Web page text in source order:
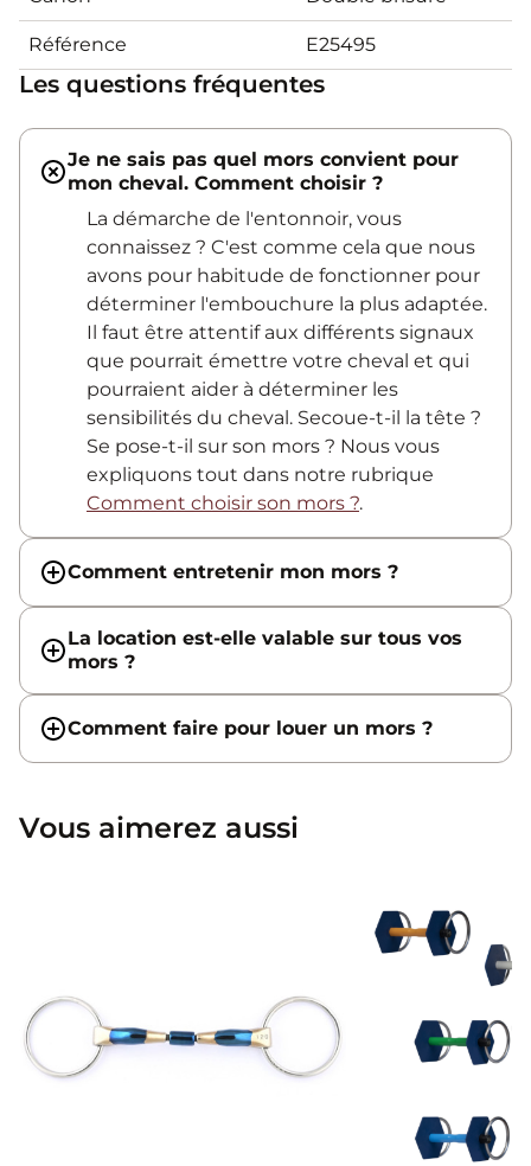
Référence E25495
Les questions fréquentes
Je ne sais pas quel mors convient pour
mon cheval. Comment choisir ?
La démarche de l'entonnoir, vous
connaissez ? C'est comme cela que nous
avons pour habitude de fonctionner pour
déterminer l'embouchure la plus adaptée.
Il faut être attentif aux différents signaux
que pourrait émettre votre cheval et qui
pourraient aider à déterminer les
sensibilités du cheval. Secoue-t-il la tête ?
Se pose-t-il sur son mors ? Nous vous
expliquons tout dans notre rubrique
Comment choisir son mors ?.
Comment entretenir mon mors ?
La location est-elle valable sur tous vos
mors ?
Comment faire pour louer un mors ?
Vous aimerez aussi